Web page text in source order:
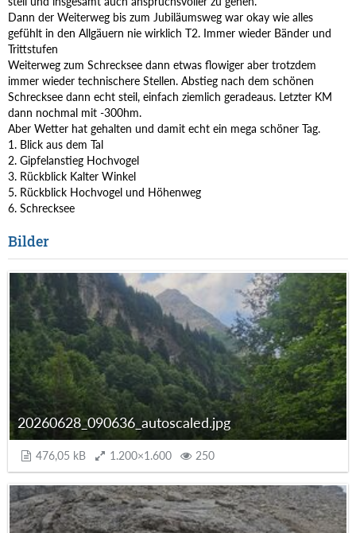
Dann der Weiterweg bis zum Jubiläumsweg war okay wie alles
gefühlt in den Allgäuern nie wirklich T2. Immer wieder Bänder und
Trittstufen
Weiterweg zum Schrecksee dann etwas flowiger aber trotzdem
immer wieder technischere Stellen. Abstieg nach dem schönen
Schrecksee dann echt steil, einfach ziemlich geradeaus. Letzter KM
dann nochmal mit -300hm.
Aber Wetter hat gehalten und damit echt ein mega schöner Tag.
1. Blick aus dem Tal
2. Gipfelanstieg Hochvogel
3. Rückblick Kalter Winkel
5. Rückblick Hochvogel und Höhenweg
6. Schrecksee
Bilder
20260628_090636_autoscaled.jpg
476,05 kB 1.200×1.600 250